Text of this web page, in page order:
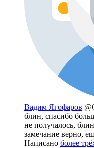
Вадим Ягофаров
блин, спасибо
не получалось,
замечание верно,
Написано более